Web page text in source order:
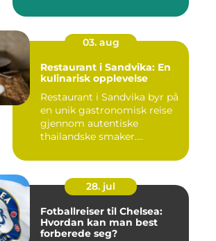
03. aug
Restaurant i Sandvika: En
kulinarisk opplevelse
Restaurant i Sandvika byr på
en unik gastronomisk reise
gjennom autentiske
thailandske smaker....
28. jul
Fotballreiser til Chelsea:
Hvordan kan man best
forberede seg?